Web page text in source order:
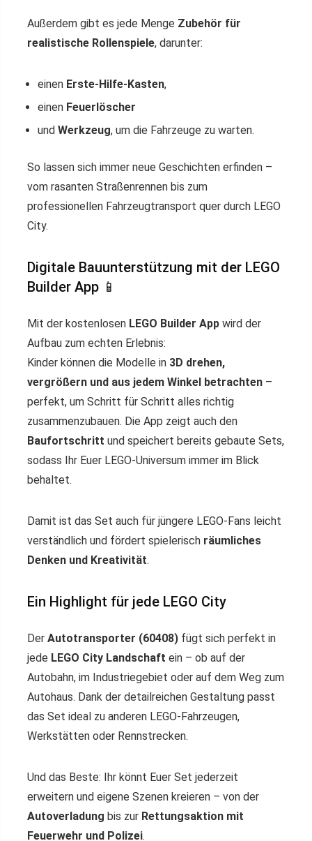
Außerdem gibt es jede Menge Zubehör für
realistische Rollenspiele, darunter:
einen Erste-Hilfe-Kasten,
einen Feuerlöscher
und Werkzeug, um die Fahrzeuge zu warten.
So lassen sich immer neue Geschichten erfinden –
vom rasanten Straßenrennen bis zum
professionellen Fahrzeugtransport quer durch LEGO
City.
Digitale Bauunterstützung mit der LEGO
Builder App 📱
Mit der kostenlosen LEGO Builder App wird der
Aufbau zum echten Erlebnis:
Kinder können die Modelle in 3D drehen,
vergrößern und aus jedem Winkel betrachten –
perfekt, um Schritt für Schritt alles richtig
zusammenzubauen. Die App zeigt auch den
Baufortschritt und speichert bereits gebaute Sets,
sodass Ihr Euer LEGO-Universum immer im Blick
behaltet.
Damit ist das Set auch für jüngere LEGO-Fans leicht
verständlich und fördert spielerisch räumliches
Denken und Kreativität.
Ein Highlight für jede LEGO City
Der Autotransporter (60408) fügt sich perfekt in
jede LEGO City Landschaft ein – ob auf der
Autobahn, im Industriegebiet oder auf dem Weg zum
Autohaus. Dank der detailreichen Gestaltung passt
das Set ideal zu anderen LEGO-Fahrzeugen,
Werkstätten oder Rennstrecken.
Und das Beste: Ihr könnt Euer Set jederzeit
erweitern und eigene Szenen kreieren – von der
Autoverladung bis zur Rettungsaktion mit
Feuerwehr und Polizei.